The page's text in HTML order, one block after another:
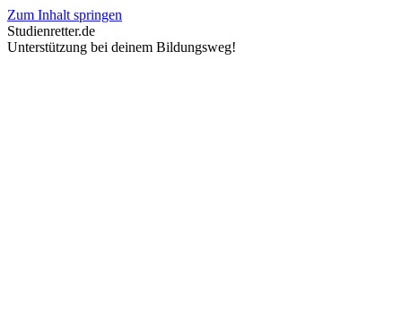
Zum Inhalt springen
Studienretter.de
Unterstützung bei deinem Bildungsweg!